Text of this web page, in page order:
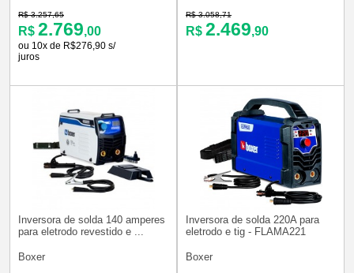
R$ 3.257,65
R$ 2.769,00
ou 10x de R$276,90 s/
juros
R$ 3.058,71
R$ 2.469,90
Inversora de solda 140 amperes
para eletrodo revestido e ...
Boxer
Inversora de solda 220A para
eletrodo e tig - FLAMA221
Boxer